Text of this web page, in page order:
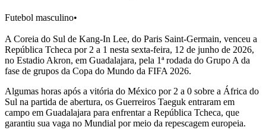
Futebol masculino•
A Coreia do Sul de Kang-In Lee, do Paris Saint-Germain, venceu a
República Tcheca por 2 a 1 nesta sexta-feira, 12 de junho de 2026,
no Estadio Akron, em Guadalajara, pela 1ª rodada do Grupo A da
fase de grupos da Copa do Mundo da FIFA 2026.
Algumas horas após a vitória do México por 2 a 0 sobre a África do
Sul na partida de abertura, os Guerreiros Taeguk entraram em
campo em Guadalajara para enfrentar a República Tcheca, que
garantiu sua vaga no Mundial por meio da repescagem europeia.